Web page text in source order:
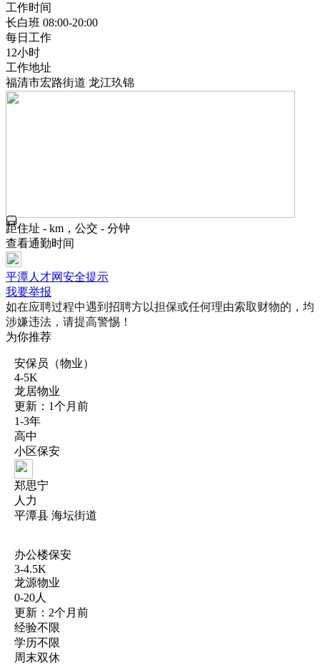
工作时间
长白班 08:00-20:00
每日工作
12小时
工作地址
福清市宏路街道 龙江玖锦
距住址 - km，公交 - 分钟
查看通勤时间
平潭人才网安全提示
我要举报
如在应聘过程中遇到招聘方以担保或任何理由索取财物的，均
涉嫌违法，请提高警惕！
为你推荐
安保员（物业）
4-5K
龙居物业
更新：1个月前
1-3年
高中
小区保安
郑思宁
人力
平潭县 海坛街道
办公楼保安
3-4.5K
龙源物业
0-20人
更新：2个月前
经验不限
学历不限
周末双休